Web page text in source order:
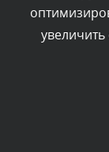
Текст